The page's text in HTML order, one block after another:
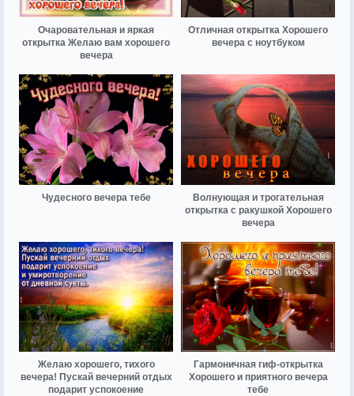
Очаровательная и яркая
открытка Желаю вам хорошего
вечера
Отличная открытка Хорошего
вечера с ноутбуком
Чудесного вечера тебе
Волнующая и трогательная
открытка с ракушкой Хорошего
вечера
Желаю хорошего, тихого
вечера! Пускай вечерний отдых
подарит успокоение
Гармоничная гиф-открытка
Хорошего и приятного вечера
тебе